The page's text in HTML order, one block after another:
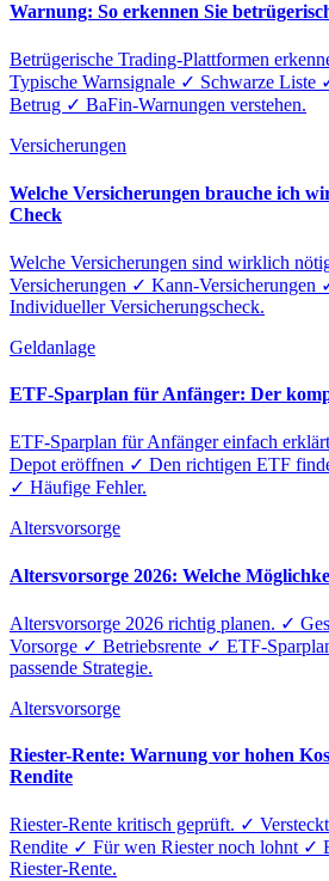
Warnung: So erkennen Sie
Betrügerische Trading-Plattformen
Typische Warnsignale ✓ Schwarze Liste
Betrug ✓ BaFin-Warnungen verstehen.
Versicherungen
Welche Versicherungen brauche ich
Check
Welche Versicherungen sind wirklich
Versicherungen ✓ Kann-Versicherungen
Individueller Versicherungscheck.
Geldanlage
ETF-Sparplan für Anfänger: Der
ETF-Sparplan für Anfänger einfach
Depot eröffnen ✓ Den richtigen ETF
✓ Häufige Fehler.
Altersvorsorge
Altersvorsorge 2026: Welche
Altersvorsorge 2026 richtig planen. ✓
Vorsorge ✓ Betriebsrente ✓ ETF-
passende Strategie.
Altersvorsorge
Riester-Rente: Warnung vor hohen
Rendite
Riester-Rente kritisch geprüft. ✓
Rendite ✓ Für wen Riester noch lohnt ✓
Riester-Rente.